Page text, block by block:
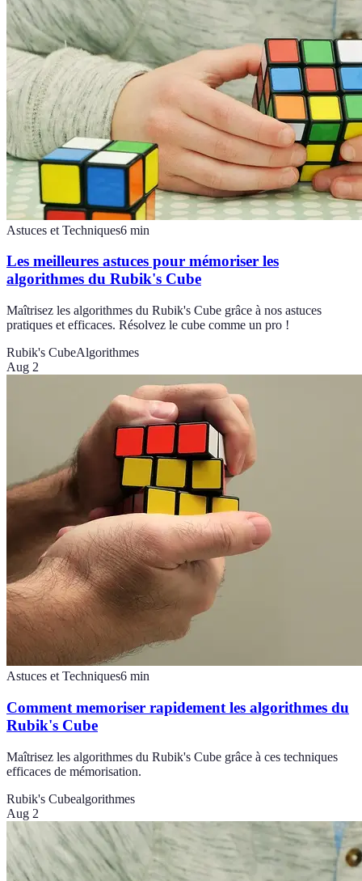
Astuces et Techniques6 min
Les meilleures astuces pour mémoriser les
algorithmes du Rubik's Cube
Maîtrisez les algorithmes du Rubik's Cube grâce à nos astuces
pratiques et efficaces. Résolvez le cube comme un pro !
Rubik's CubeAlgorithmes
Aug 2
Astuces et Techniques6 min
Comment memoriser rapidement les algorithmes du
Rubik's Cube
Maîtrisez les algorithmes du Rubik's Cube grâce à ces techniques
efficaces de mémorisation.
Rubik's Cubealgorithmes
Aug 2